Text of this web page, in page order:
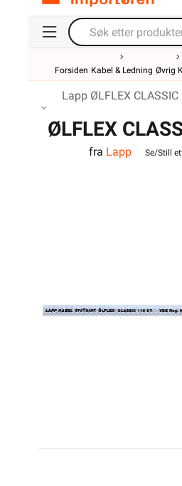
Forsiden Kabel & Ledning Øvrig
Lapp ØLFLEX CLASSIC
ØLFLEX
4G10
fra Lapp Se/Still